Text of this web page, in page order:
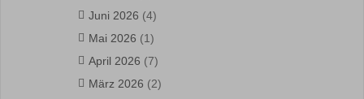
Juni 2026 (4)
Mai 2026 (1)
April 2026 (7)
März 2026 (2)